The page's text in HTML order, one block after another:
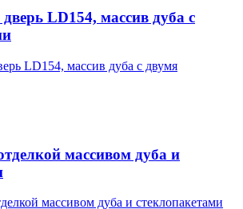
LD154, массив дуба с
массивом дуба и